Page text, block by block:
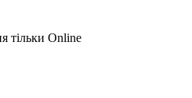
тільки Online